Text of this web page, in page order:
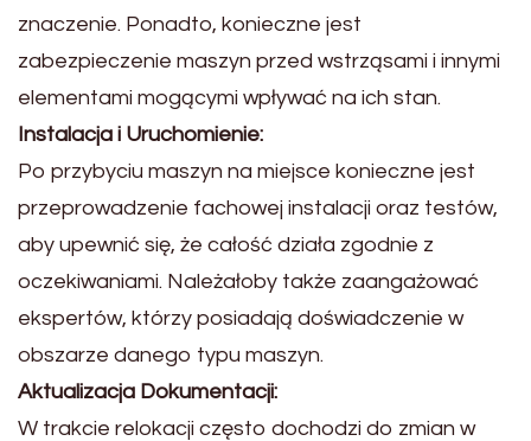
znaczenie. Ponadto, konieczne jest
zabezpieczenie maszyn przed wstrząsami i innymi
elementami mogącymi wpływać na ich stan.
Instalacja i Uruchomienie:
Po przybyciu maszyn na miejsce konieczne jest
przeprowadzenie fachowej instalacji oraz testów,
aby upewnić się, że całość działa zgodnie z
oczekiwaniami. Należałoby także zaangażować
ekspertów, którzy posiadają doświadczenie w
obszarze danego typu maszyn.
Aktualizacja Dokumentacji:
W trakcie relokacji często dochodzi do zmian w